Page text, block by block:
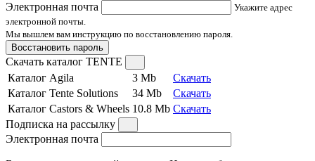
Электронная почта
Укажите адрес
электронной почты.
Мы вышлем вам инструкцию по восстановлению пароля.
Восстановить пароль
Скачать каталог TENTE
Каталог Agila
3 Mb
Скачать
Каталог Tente Solutions
34 Mb
Скачать
Каталог Castors & Wheels 10.8 Mb Скачать
Подписка на рассылку
Электронная почта